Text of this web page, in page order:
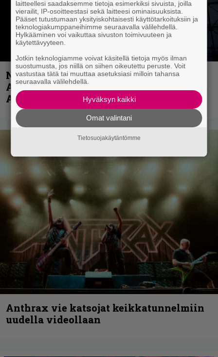
Näin lähtee Ghostin Tobias Forgelta
Accept – menossa mukana myös
Anthrax- ja Korn-miehistöä
Anthrax vie katsojat keikkatunnelmiin
uudella videollaan
laitteellesi saadaksemme tietoja esimerkiksi sivuista, joilla
vierailit, IP-osoitteestasi sekä laitteesi ominaisuuksista.
Pääset tutustumaan yksityiskohtaisesti käyttötarkoituksiin ja
teknologiakumppaneihimme seuraavalla välilehdellä.
Hylkääminen voi vaikuttaa sivuston toimivuuteen ja
käytettävyyteen.
Jotkin teknologiamme voivat käsitellä tietoja myös ilman
suostumusta, jos niillä on siihen oikeutettu peruste. Voit
vastustaa tätä tai muuttaa asetuksiasi milloin tahansa
seuraavalla välilehdellä.
Hyväksyn kaikki
Omat valintani
Tietosuojakäytäntömme